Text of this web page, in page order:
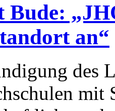
Bude:
an“
des
mit